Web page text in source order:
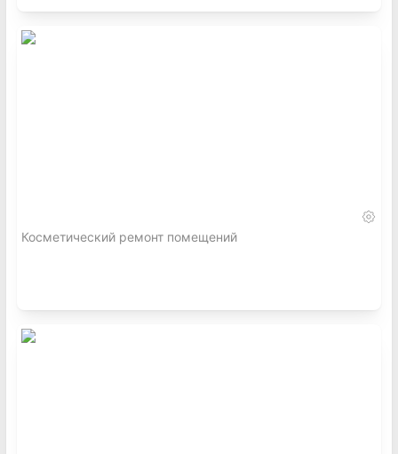
Косметический ремонт помещений